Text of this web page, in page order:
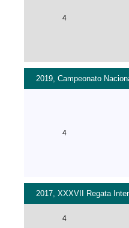
4
2019, Campeonato
4
2017, XXXVII Regata
4